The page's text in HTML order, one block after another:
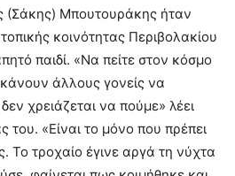
(Σάκης) Μπουτουράκης ήταν
κοινότητας Περιβολακίου
παιδί. «Να πείτε στον κόσμο
άλλους γονείς να
χρειάζεται να πούμε» λέει
του. «Είναι το μόνο που πρέπει
Το τροχαίο έγινε αργά τη νύχτα